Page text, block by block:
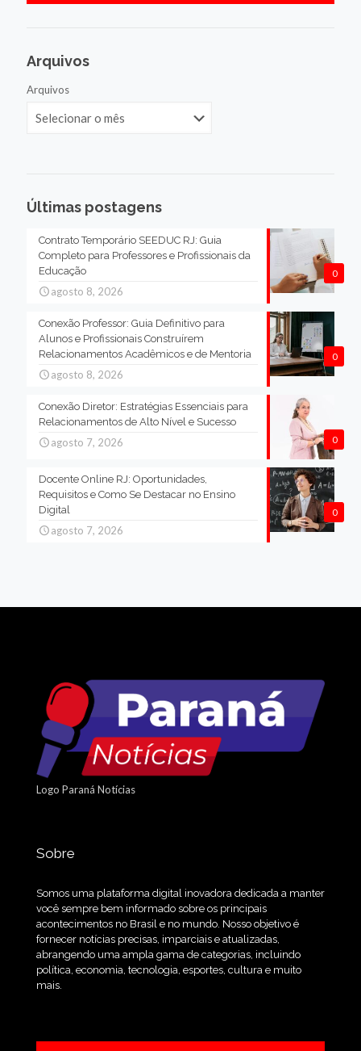
Arquivos
Arquivos
Últimas postagens
0
Contrato Temporário SEEDUC RJ: Guia
Completo para Professores e Profissionais da
Educação
agosto 8, 2026
0
Conexão Professor: Guia Definitivo para
Alunos e Profissionais Construírem
Relacionamentos Acadêmicos e de Mentoria
agosto 8, 2026
0
Conexão Diretor: Estratégias Essenciais para
Relacionamentos de Alto Nível e Sucesso
agosto 7, 2026
0
Docente Online RJ: Oportunidades,
Requisitos e Como Se Destacar no Ensino
Digital
agosto 7, 2026
Logo Paraná Notícias
Sobre
Somos uma plataforma digital inovadora dedicada a manter
você sempre bem informado sobre os principais
acontecimentos no Brasil e no mundo. Nosso objetivo é
fornecer notícias precisas, imparciais e atualizadas,
abrangendo uma ampla gama de categorias, incluindo
política, economia, tecnologia, esportes, cultura e muito
mais.